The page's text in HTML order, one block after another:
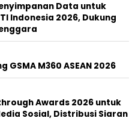
Data untuk
Indonesia 2026, Dukung
M360 ASEAN 2026
Awards 2026 untuk
Sosial, Distribusi Siaran